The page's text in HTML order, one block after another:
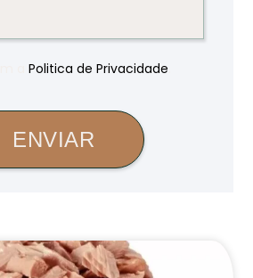
Politica de Privacidade
ENVIAR